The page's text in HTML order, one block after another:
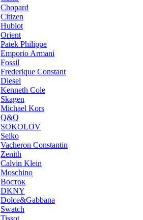
Chopard
Citizen
Hublot
Orient
Patek Philippe
Emporio Armani
Fossil
Frederique Constant
Diesel
Kenneth Cole
Skagen
Michael Kors
Q&Q
SOKOLOV
Seiko
Vacheron Constantin
Zenith
Calvin Klein
Moschino
Восток
DKNY
Dolce&Gabbana
Swatch
Tissot